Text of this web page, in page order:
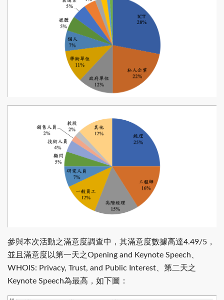
參與本次活動之滿意度調查中，其滿意度數據高達4.49/5，
並且滿意度以第一天之Opening and Keynote Speech、
WHOIS: Privacy, Trust, and Public Interest、第二天之
Keynote Speech為最高，如下圖：